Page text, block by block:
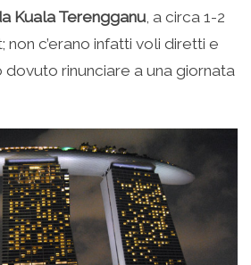
Kuala Terengganu , a circa 1-2
c’erano infatti voli diretti e
rinunciare a una giornata